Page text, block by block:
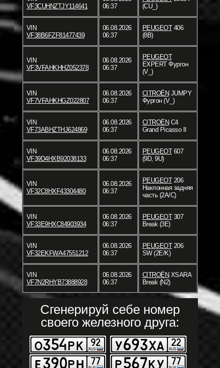
VF3CUHNZTJY114641
06:37
(CU_)
VIN
VF38B6FZF81477439
06.08.2026
06:37
PEUGEOT406
(8B)
VIN
VF3VFAHKHHZ052378
06.08.2026
06:37
PEUGEOT
EXPERT Фургон
(V_)
VIN
VF7VFAHKHGZ022807
06.08.2026
06:37
CITROËN JUMPY
Фургон (V_)
VIN
VF73ABHZTHJ624869
06.08.2026
06:37
CITROËN C4
Grand Picasso II
VIN
VF39D4HXB92038133
06.08.2026
06:37
PEUGEOT607
(9D, 9U)
VIN
VF32C8HXF43304480
06.08.2026
06:37
PEUGEOT206
Наклонная задняя
часть (2A/C)
VIN
VF33E9HXC84903934
06.08.2026
06:37
PEUGEOT307
Break (3E)
VIN
VF32EKFWA47551212
06.08.2026
06:37
PEUGEOT206
SW (2E/K)
VIN
VF7N2RHYB73888928
06.08.2026
06:37
CITROËN XSARA
Break (N2)
Сгенерируй себе номер
своего железного друга: